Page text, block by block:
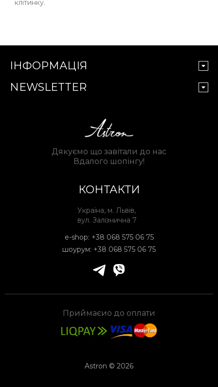
клітинку.
ІНФОРМАЦІЯ
Дякуємо що завітали до нас
Вдалого шопінгу!
NEWSLETTER
КОНТАКТИ
Україна, м. Львів,
вул. Залізнична 7
e-shop: +38 068 575 06 75
шоурум: +38 068 575 06 75
Приймаєио до оплати
Astron © 2026